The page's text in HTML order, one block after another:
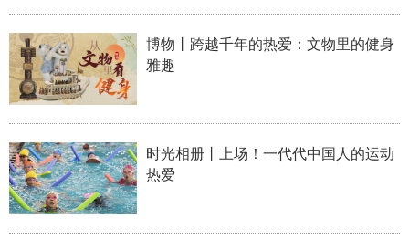
多语种频道
English Español
Русский язык
Deutsch Português
博物丨跨越千年的热爱：文物里的健身
雅趣
时光相册丨上场！一代代中国人的运动
热爱